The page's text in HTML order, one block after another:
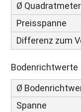
Ø
Preisspanne
Differenz zum
Bodenrichtwerte
Ø
Spanne